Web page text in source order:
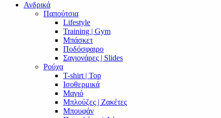
Ανδρικά
Παπούτσια
Lifestyle
Training | Gym
Μπάσκετ
Ποδόσφαιρο
Σαγιονάρες | Slides
Ρούχα
T-shirt | Top
Ισοθερμικά
Μαγιό
Μπλούζες | Ζακέτες
Μπουφάν